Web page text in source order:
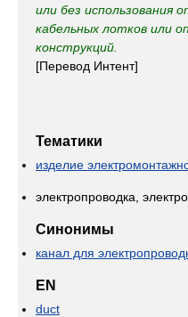
или без
кабельных лотков или
конструкций.
[Перевод Интент]
Тематики
изделие
электропроводка,
Синонимы
канал для
EN
duct